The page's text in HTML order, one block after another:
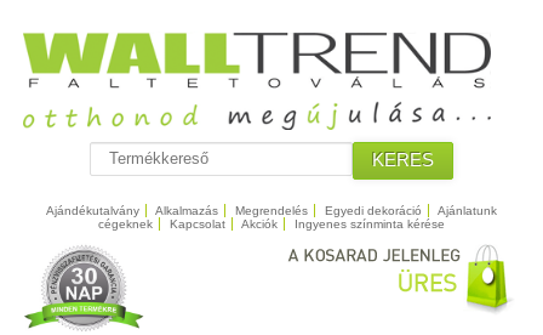
KERES
Ajándékutalvány Alkalmazás Megrendelés Egyedi dekoráció
Ajánlatunk
cégeknek
Kapcsolat Akciók Ingyenes színminta kérése